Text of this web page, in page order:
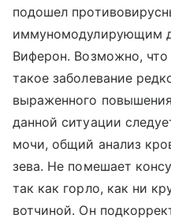
подошел
иммуномодулирующим
Виферон. Возможно, что
такое заболевание
выраженного
данной ситуации
мочи, общий анализ
зева. Не помешает
так как горло, как ни
вотчиной. Он